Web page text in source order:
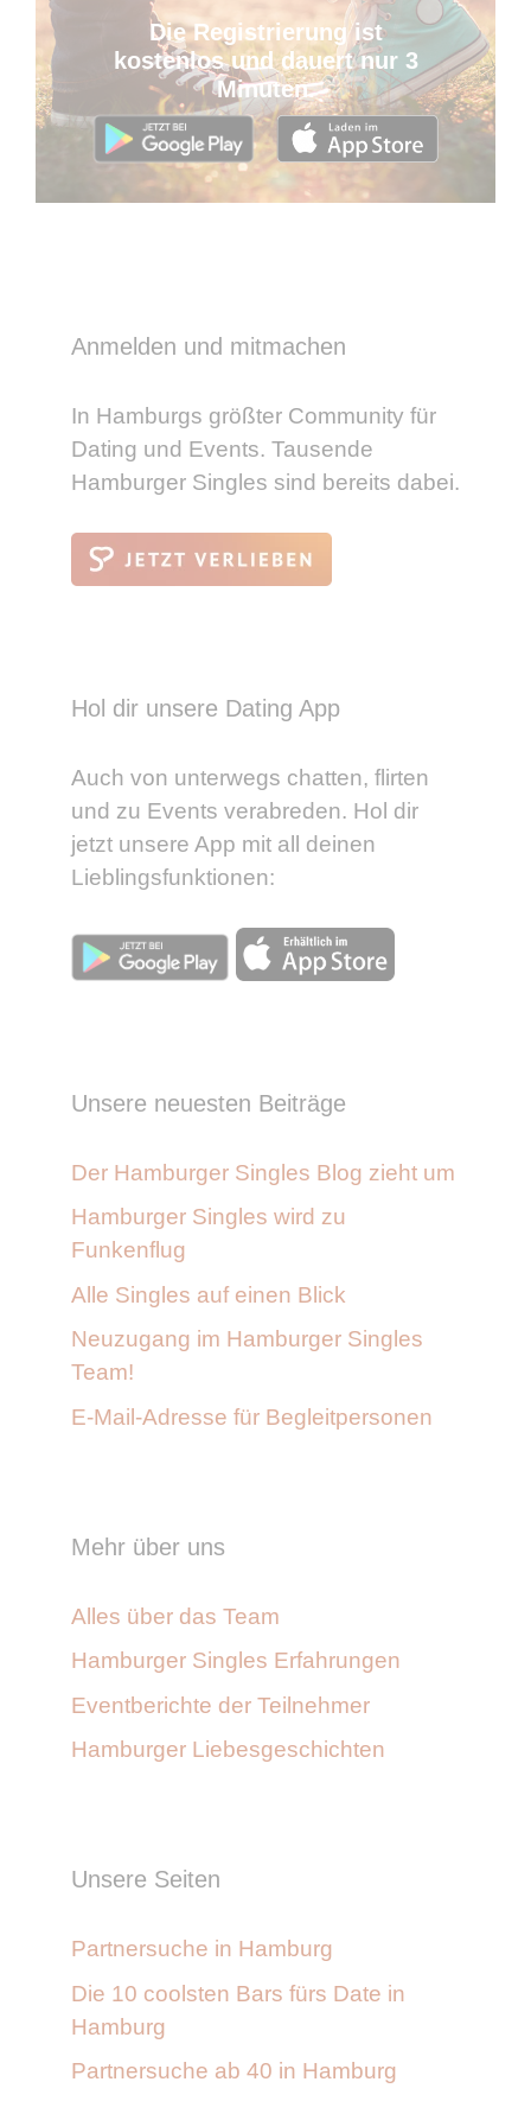
Die Registrierung ist
kostenlos und dauert nur 3
Minuten.
Anmelden und mitmachen
In Hamburgs größter Community für
Dating und Events. Tausende
Hamburger Singles sind bereits dabei.
Hol dir unsere Dating App
Auch von unterwegs chatten, flirten
und zu Events verabreden. Hol dir
jetzt unsere App mit all deinen
Lieblingsfunktionen:
Unsere neuesten Beiträge
Der Hamburger Singles Blog zieht um
Hamburger Singles wird zu
Funkenflug
Alle Singles auf einen Blick
Neuzugang im Hamburger Singles
Team!
E-Mail-Adresse für Begleitpersonen
Mehr über uns
Alles über das Team
Hamburger Singles Erfahrungen
Eventberichte der Teilnehmer
Hamburger Liebesgeschichten
Unsere Seiten
Partnersuche in Hamburg
Die 10 coolsten Bars fürs Date in
Hamburg
Partnersuche ab 40 in Hamburg